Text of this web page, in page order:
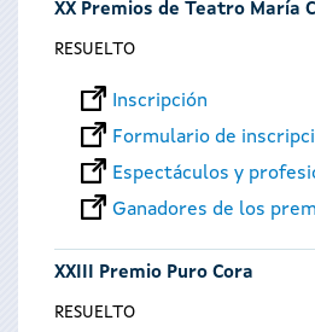
XX Premios de Teatro María
RESUELTO
Inscripción
Formulario de
Espectáculos y
Ganadores de los
XXIII Premio Puro Cora
RESUELTO